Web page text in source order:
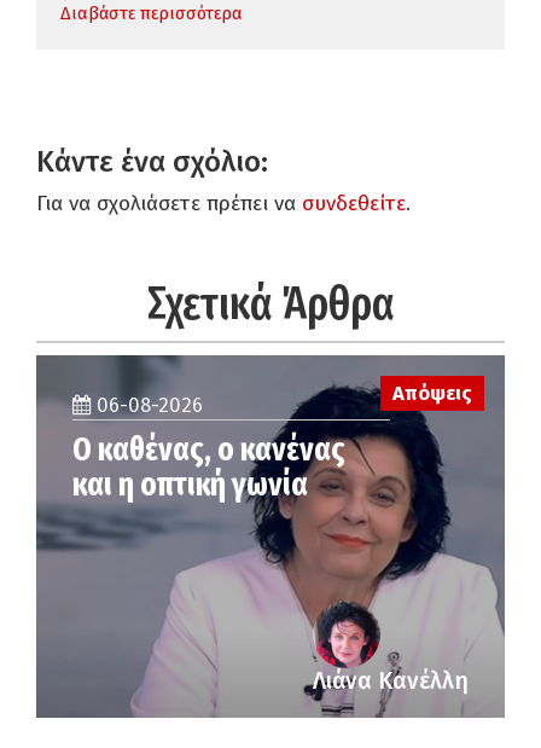
Διαβάστε περισσότερα
Κάντε ένα σχόλιο:
Για να σχολιάσετε πρέπει να συνδεθείτε.
Σχετικά Άρθρα
Απόψεις
06-08-2026
Ο καθένας, ο κανένας
και η οπτική γωνία
Λιάνα Κανέλλη